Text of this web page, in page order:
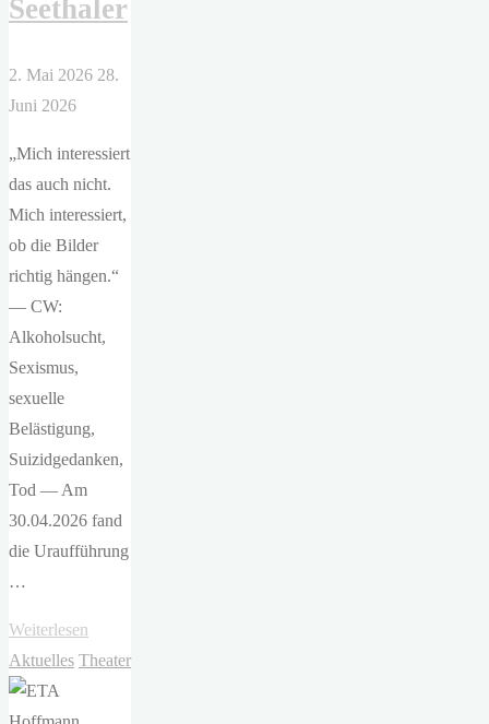
Seethaler
2. Mai 2026 28.
Juni 2026
„Mich interessiert
das auch nicht.
Mich interessiert,
ob die Bilder
richtig hängen.“
— CW:
Alkoholsucht,
Sexismus,
sexuelle
Belästigung,
Suizidgedanken,
Tod — Am
30.04.2026 fand
die Uraufführung
…
Weiterlesen
Hoffmann
Aktuelles Theater